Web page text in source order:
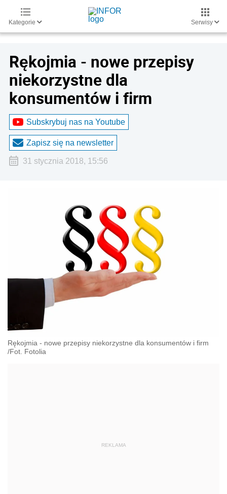
Kategorie Serwisy
Rękojmia - nowe przepisy
niekorzystne dla
konsumentów i firm
Subskrybuj nas na Youtube
Zapisz się na newsletter
31 stycznia 2018, 15:56
Rękojmia - nowe przepisy niekorzystne dla konsumentów i firm
/Fot. Fotolia